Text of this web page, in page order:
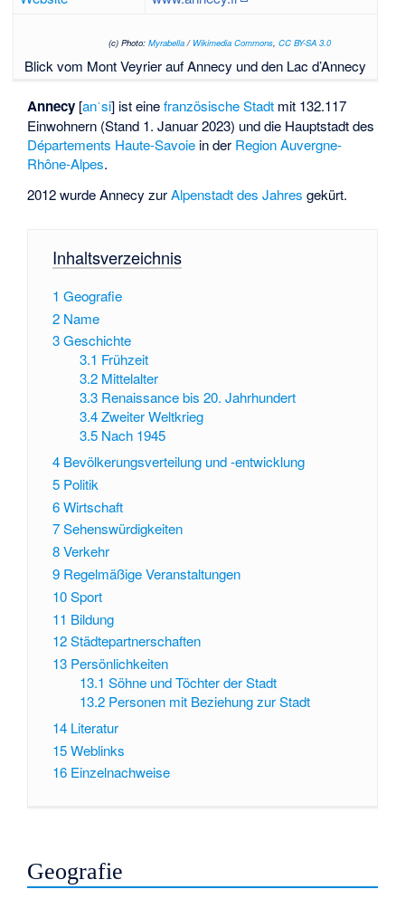
(c) Photo: Myrabella/ Wikimedia Commons, CC BY-SA 3.0
Blick vom Mont Veyrier auf Annecy und den Lac d’Annecy
Annecy [anˈsi] ist einefranzösische Stadt mit 132.117
Einwohnern (Stand 1. Januar 2023) und die Hauptstadt des
Départements Haute-Savoie in der Region Auvergne-
Rhône-Alpes.
2012 wurde Annecy zurAlpenstadt des Jahres gekürt.
Inhaltsverzeichnis
1 Geografie
2 Name
3Geschichte
3.1 Frühzeit
3.2 Mittelalter
3.3 Renaissance bis 20. Jahrhundert
3.4 Zweiter Weltkrieg
3.5 Nach 1945
4 Bevölkerungsverteilung und -entwicklung
5 Politik
6Wirtschaft
7Sehenswürdigkeiten
8Verkehr
9 Regelmäßige Veranstaltungen
10Sport
11 Bildung
12Städtepartnerschaften
13 Persönlichkeiten
13.1 Söhne und Töchter der Stadt
13.2 Personen mit Beziehung zur Stadt
14 Literatur
15Weblinks
16 Einzelnachweise
Geografie